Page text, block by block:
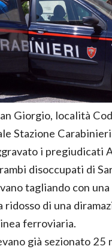
Giorgio, località
Stazione
i pregiudicati
disoccupati di
tagliando con una
ridosso di una
ferroviaria.
già sezionato 25